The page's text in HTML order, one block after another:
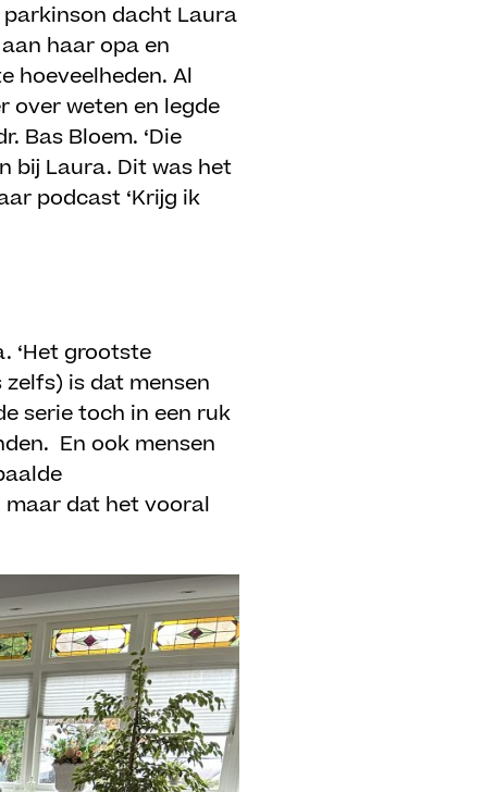
parkinson dacht Laura
haar opa en
hoeveelheden. Al
over weten en legde
Bas Bloem. ‘Die
bij Laura. Dit was het
podcast ‘Krijg ik
‘Het grootste
is dat mensen
serie toch in een ruk
En ook mensen
dat het vooral